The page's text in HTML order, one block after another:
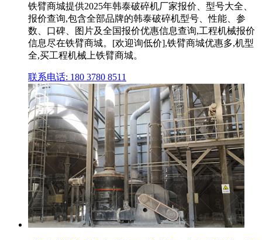
铁臂商城提供2025年韩泰破碎机厂家报价、型号大全、
报价查询,包含全部品牌的韩泰破碎机型号、性能、参
数、口碑、图片及全国报价优惠信息查询,工程机械报价
信息尽在铁臂商城。[欢迎询低价],铁臂商城优惠多,机型
全,买工程机械上铁臂商城。
联系电话: 180 3780 8511